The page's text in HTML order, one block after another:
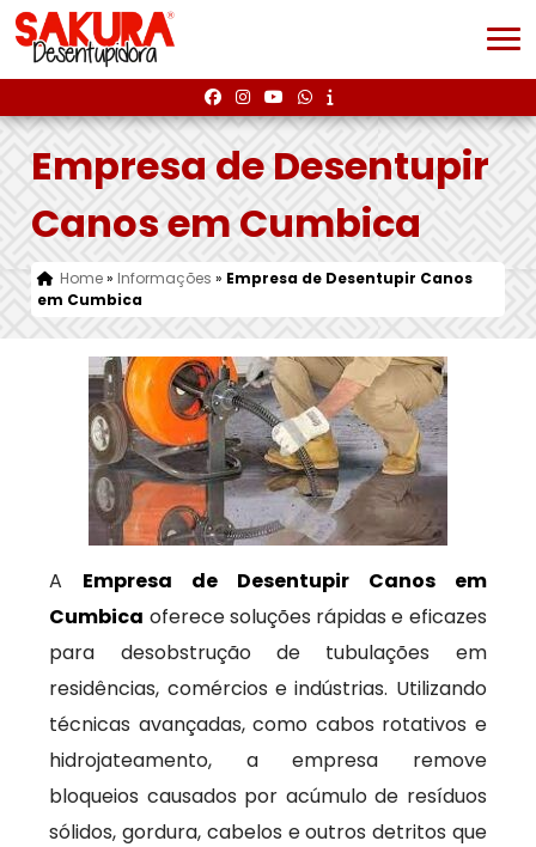
Empresa de Desentupir
Canos em Cumbica
Home» Informações » Empresa de Desentupir Canos
em Cumbica
A Empresa de Desentupir Canos em
Cumbica oferece soluções rápidas e eficazes
para desobstrução de tubulações em
residências, comércios e indústrias. Utilizando
técnicas avançadas, como cabos rotativos e
hidrojateamento, a empresa remove
bloqueios causados por acúmulo de resíduos
sólidos, gordura, cabelos e outros detritos que